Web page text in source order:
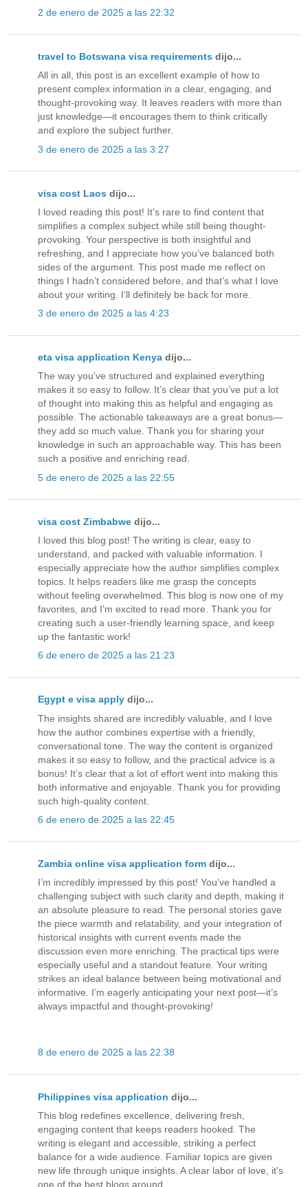
2 de enero de 2025 a las 22:32
travel to Botswana visa requirements dijo...
All in all, this post is an excellent example of how to
present complex information in a clear, engaging, and
thought-provoking way. It leaves readers with more than
just knowledge—it encourages them to think critically
and explore the subject further.
3 de enero de 2025 a las 3:27
visa cost Laos dijo...
I loved reading this post! It’s rare to find content that
simplifies a complex subject while still being thought-
provoking. Your perspective is both insightful and
refreshing, and I appreciate how you’ve balanced both
sides of the argument. This post made me reflect on
things I hadn’t considered before, and that’s what I love
about your writing. I’ll definitely be back for more.
3 de enero de 2025 a las 4:23
eta visa application Kenya dijo...
The way you’ve structured and explained everything
makes it so easy to follow. It’s clear that you’ve put a lot
of thought into making this as helpful and engaging as
possible. The actionable takeaways are a great bonus—
they add so much value. Thank you for sharing your
knowledge in such an approachable way. This has been
such a positive and enriching read.
5 de enero de 2025 a las 22:55
visa cost Zimbabwe dijo...
I loved this blog post! The writing is clear, easy to
understand, and packed with valuable information. I
especially appreciate how the author simplifies complex
topics. It helps readers like me grasp the concepts
without feeling overwhelmed. This blog is now one of my
favorites, and I’m excited to read more. Thank you for
creating such a user-friendly learning space, and keep
up the fantastic work!
6 de enero de 2025 a las 21:23
Egypt e visa apply dijo...
The insights shared are incredibly valuable, and I love
how the author combines expertise with a friendly,
conversational tone. The way the content is organized
makes it so easy to follow, and the practical advice is a
bonus! It’s clear that a lot of effort went into making this
both informative and enjoyable. Thank you for providing
such high-quality content.
6 de enero de 2025 a las 22:45
Zambia online visa application form dijo...
I’m incredibly impressed by this post! You’ve handled a
challenging subject with such clarity and depth, making it
an absolute pleasure to read. The personal stories gave
the piece warmth and relatability, and your integration of
historical insights with current events made the
discussion even more enriching. The practical tips were
especially useful and a standout feature. Your writing
strikes an ideal balance between being motivational and
informative. I’m eagerly anticipating your next post—it’s
always impactful and thought-provoking!
8 de enero de 2025 a las 22:38
Philippines visa application dijo...
This blog redefines excellence, delivering fresh,
engaging content that keeps readers hooked. The
writing is elegant and accessible, striking a perfect
balance for a wide audience. Familiar topics are given
new life through unique insights. A clear labor of love, it’s
one of the best blogs around.